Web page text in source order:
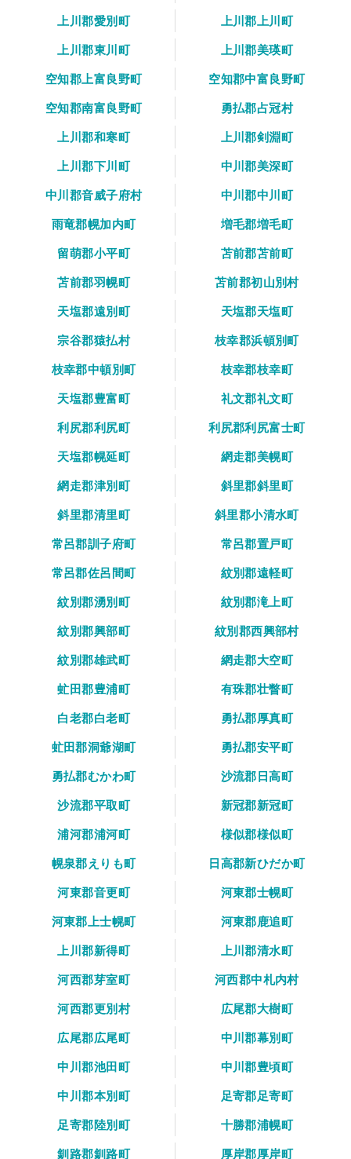
上川郡愛別町
上川郡上川町
上川郡東川町
上川郡美瑛町
空知郡上富良野町
空知郡中富良野町
空知郡南富良野町
勇払郡占冠村
上川郡和寒町
上川郡剣淵町
上川郡下川町
中川郡美深町
中川郡音威子府村
中川郡中川町
雨竜郡幌加内町
増毛郡増毛町
留萌郡小平町
苫前郡苫前町
苫前郡羽幌町
苫前郡初山別村
天塩郡遠別町
天塩郡天塩町
宗谷郡猿払村
枝幸郡浜頓別町
枝幸郡中頓別町
枝幸郡枝幸町
天塩郡豊富町
礼文郡礼文町
利尻郡利尻町
利尻郡利尻富士町
天塩郡幌延町
網走郡美幌町
網走郡津別町
斜里郡斜里町
斜里郡清里町
斜里郡小清水町
常呂郡訓子府町
常呂郡置戸町
常呂郡佐呂間町
紋別郡遠軽町
紋別郡湧別町
紋別郡滝上町
紋別郡興部町
紋別郡西興部村
紋別郡雄武町
網走郡大空町
虻田郡豊浦町
有珠郡壮瞥町
白老郡白老町
勇払郡厚真町
虻田郡洞爺湖町
勇払郡安平町
勇払郡むかわ町
沙流郡日高町
沙流郡平取町
新冠郡新冠町
浦河郡浦河町
様似郡様似町
幌泉郡えりも町
日高郡新ひだか町
河東郡音更町
河東郡士幌町
河東郡上士幌町
河東郡鹿追町
上川郡新得町
上川郡清水町
河西郡芽室町
河西郡中札内村
河西郡更別村
広尾郡大樹町
広尾郡広尾町
中川郡幕別町
中川郡池田町
中川郡豊頃町
中川郡本別町
足寄郡足寄町
足寄郡陸別町
十勝郡浦幌町
釧路郡釧路町
厚岸郡厚岸町